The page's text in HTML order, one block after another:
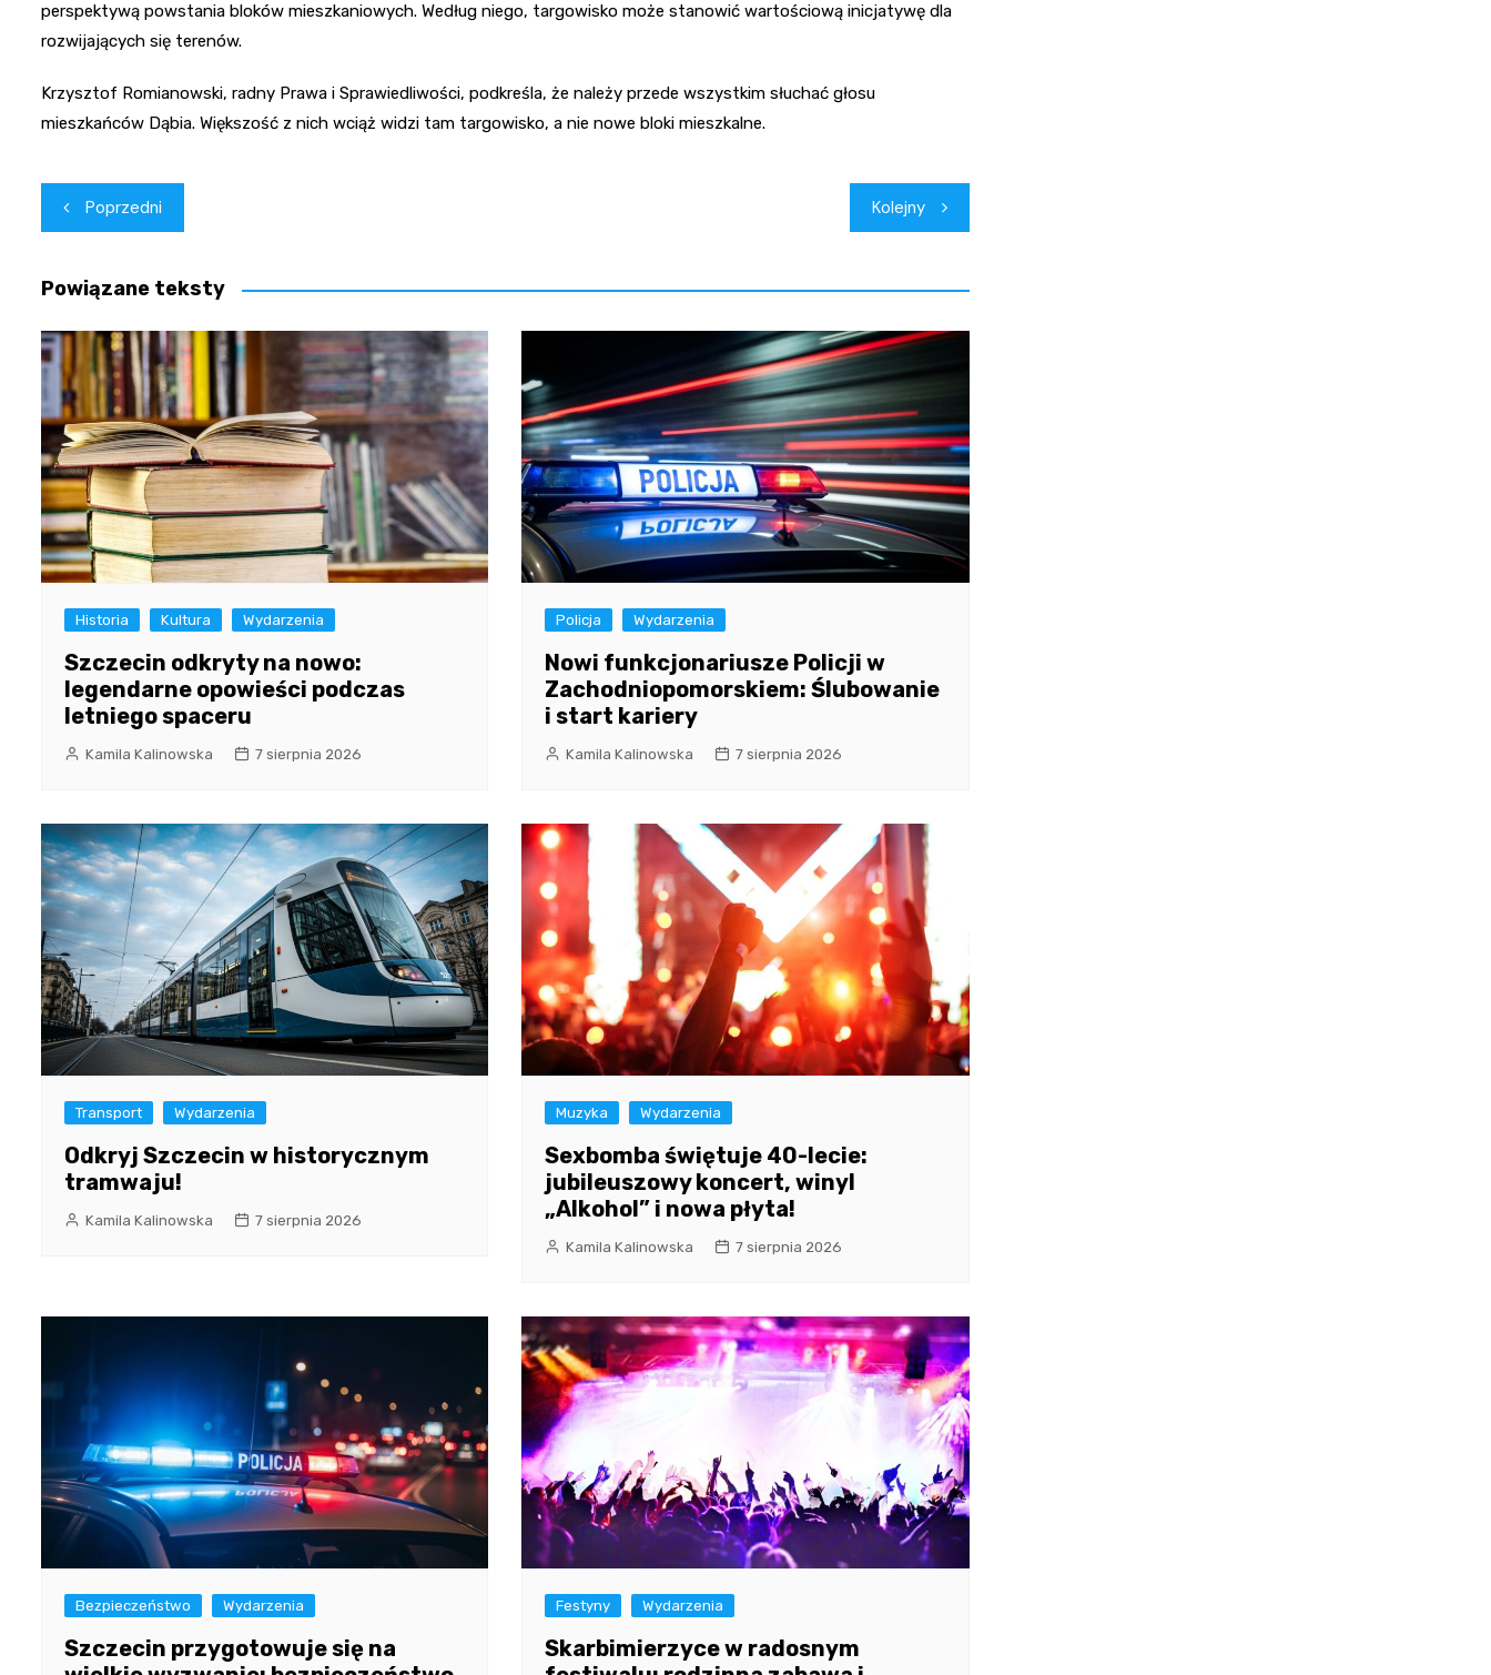
perspektywą powstania bloków mieszkaniowych. Według niego, targowisko może stanowić wartościową inicjatywę dla
rozwijających się terenów.
Krzysztof Romianowski, radny Prawa i Sprawiedliwości, podkreśla, że należy przede wszystkim słuchać głosu
mieszkańców Dąbia. Większość z nich wciąż widzi tam targowisko, a nie nowe bloki mieszkalne.
Nawigacja
wpisu
Poprzedni Kolejny
Powiązane teksty
Historia Kultura Wydarzenia
Szczecin odkryty na nowo:
legendarne opowieści podczas
letniego spaceru
Kamila Kalinowska 7 sierpnia 2026
Policja Wydarzenia
Nowi funkcjonariusze Policji w
Zachodniopomorskiem: Ślubowanie
i start kariery
Kamila Kalinowska 7 sierpnia 2026
Transport Wydarzenia
Odkryj Szczecin w historycznym
tramwaju!
Kamila Kalinowska 7 sierpnia 2026
Muzyka Wydarzenia
Sexbomba świętuje 40-lecie:
jubileuszowy koncert, winyl
„Alkohol” i nowa płyta!
Kamila Kalinowska 7 sierpnia 2026
Bezpieczeństwo Wydarzenia
Szczecin przygotowuje się na
Festyny Wydarzenia
Skarbimierzyce w radosnym